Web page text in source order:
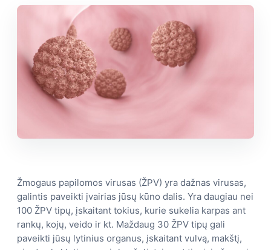
Žmogaus papilomos virusas (ŽPV) yra dažnas virusas,
galintis paveikti įvairias jūsų kūno dalis. Yra daugiau nei
100 ŽPV tipų, įskaitant tokius, kurie sukelia karpas ant
rankų, kojų, veido ir kt. Maždaug 30 ŽPV tipų gali
paveikti jūsų lytinius organus, įskaitant vulvą, makštį,